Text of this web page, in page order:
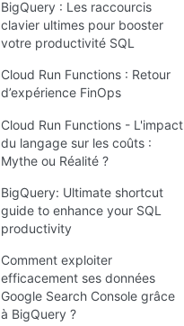
BigQuery : Les raccourcis
clavier ultimes pour booster
votre productivité SQL
Cloud Run Functions : Retour
d’expérience FinOps
Cloud Run Functions - L'impact
du langage sur les coûts :
Mythe ou Réalité ?
BigQuery: Ultimate shortcut
guide to enhance your SQL
productivity
Comment exploiter
efficacement ses données
Google Search Console grâce
à BigQuery ?